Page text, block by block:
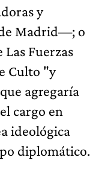
y
Madrid—; o
Las Fuerzas
Culto "y
agregaría
cargo en
ideológica
diplomático.